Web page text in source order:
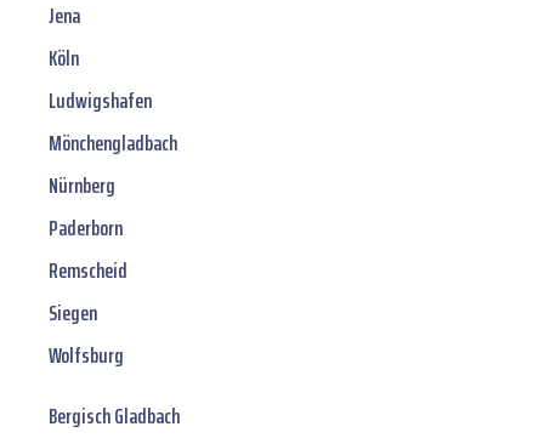
Jena
Köln
Ludwigshafen
Mönchengladbach
Nürnberg
Paderborn
Remscheid
Siegen
Wolfsburg
Bergisch Gladbach